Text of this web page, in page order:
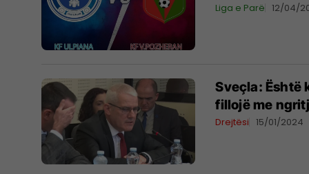
Liga e Parë 12/04/
Sveçla: Është
fillojë me
Drejtësi 15/01/2024